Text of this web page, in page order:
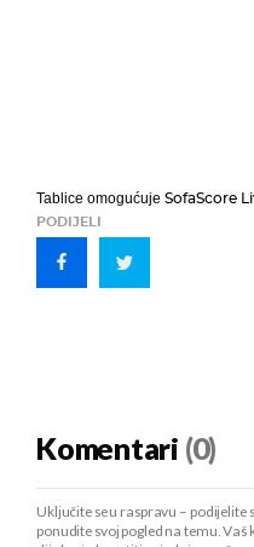
Tablice omogućuje SofaScore
PODIJELI
Komentari (0)
Uključite se u raspravu – podijelite
ponudite svoj pogled na temu.